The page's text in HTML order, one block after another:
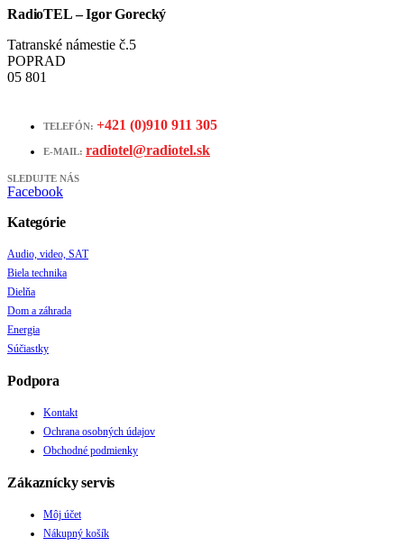
RadioTEL – Igor Gorecký
Tatranské námestie č.5
POPRAD
05 801
TELEFÓN: +421 (0)910 911 305
E-MAIL: radiotel@radiotel.sk
SLEDUJTE NÁS
Facebook
Kategórie
Audio, video, SAT
Biela technika
Dielňa
Dom a záhrada
Energia
Súčiastky
Podpora
Kontakt
Ochrana osobných údajov
Obchodné podmienky
Zákaznícky servis
Môj účet
Nákupný košík